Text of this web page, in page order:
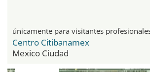
únicamente para visitantes
Centro Citibanamex
Mexico Ciudad